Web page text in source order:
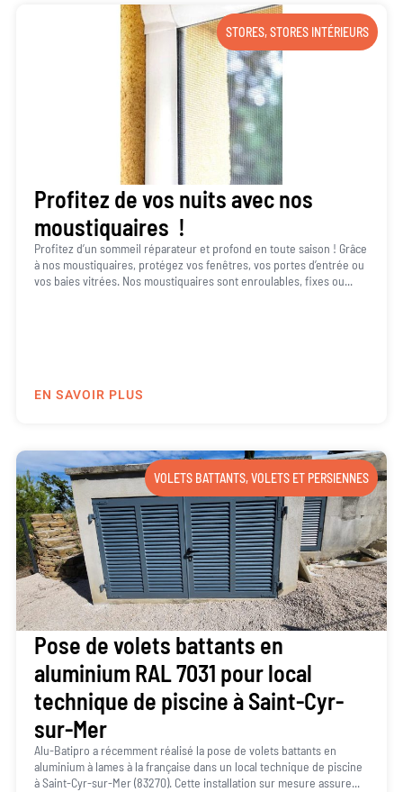
STORES,STORES INTÉRIEURS
Profitez de vos nuits avec nos
moustiquaires !
Profitez d’un sommeil réparateur et profond en toute saison ! Grâce
à nos moustiquaires, protégez vos fenêtres, vos portes d’entrée ou
vos baies vitrées. Nos moustiquaires sont enroulables, fixes ou...
EN SAVOIR PLUS
VOLETS BATTANTS,VOLETS ET PERSIENNES
Pose de volets battants en
aluminium RAL 7031 pour local
technique de piscine à Saint-Cyr-
sur-Mer
Alu-Batipro a récemment réalisé la pose de volets battants en
aluminium à lames à la française dans un local technique de piscine
à Saint-Cyr-sur-Mer (83270). Cette installation sur mesure assure...